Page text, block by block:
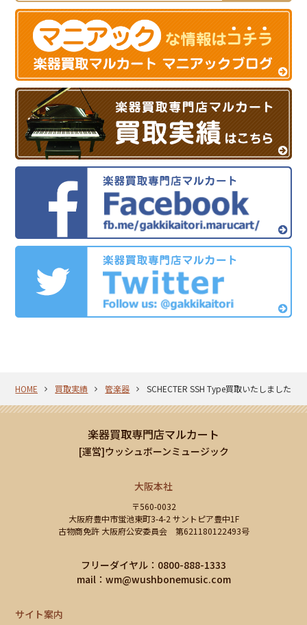
HOME 買取実績 管楽器 SCHECTER SSH Type買取いたしました！
楽器買取専門店マルカート
[運営]ウッシュボーンミュージック
大阪本社
〒560-0032
大阪府豊中市蛍池東町3-4-2 サントピア豊中1F
古物商免許 大阪府公安委員会 第621180122493号
フリーダイヤル：0800-888-1333
mail： wm@wushbonemusic.com
サイト案内